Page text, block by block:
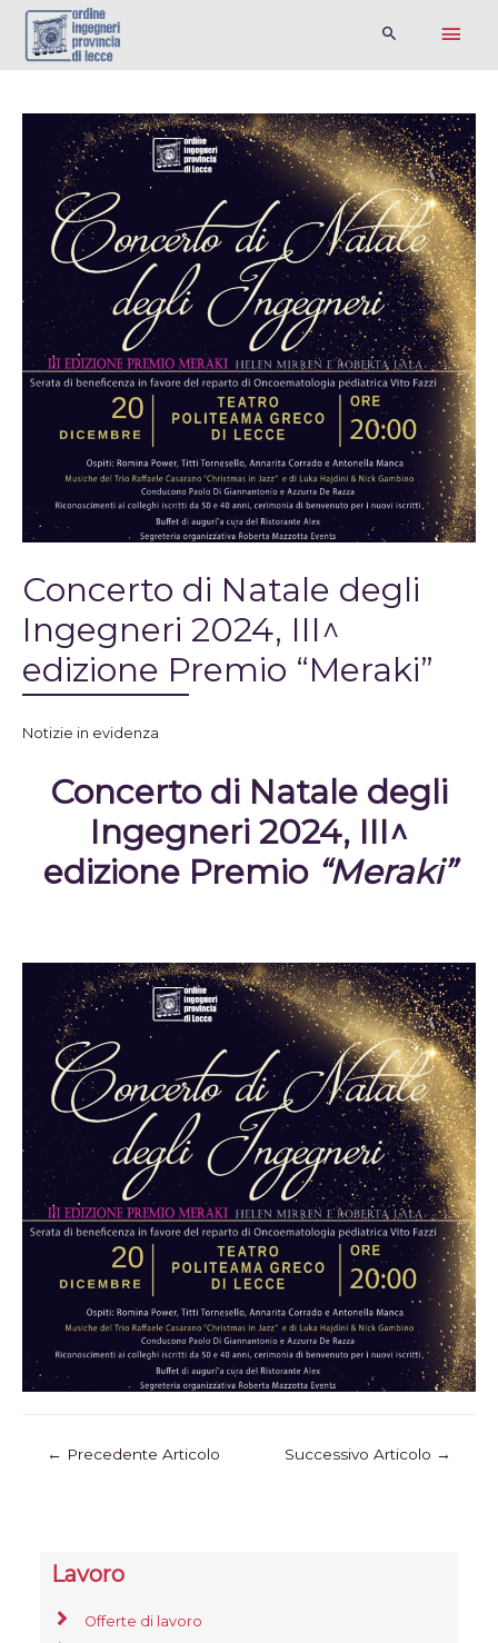
Concerto di Natale degli
Ingegneri 2024, III^
edizione Premio “Meraki”
Notizie in evidenza
Concerto di Natale degli
Ingegneri 2024, III^
edizione Premio “Meraki”
← Precedente Articolo Successivo Articolo →
Lavoro
Offerte di lavoro